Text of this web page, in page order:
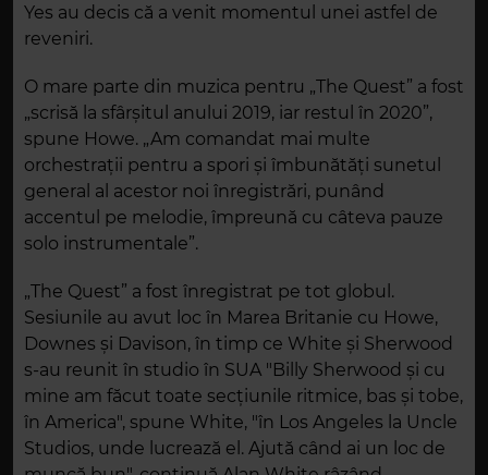
Yes au decis că a venit momentul unei astfel de
reveniri.
O mare parte din muzica pentru „The Quest” a fost
„scrisă la sfârșitul anului 2019, iar restul în 2020”,
spune Howe. „Am comandat mai multe
orchestrații pentru a spori și îmbunătăți sunetul
general al acestor noi înregistrări, punând
accentul pe melodie, împreună cu câteva pauze
solo instrumentale”.
„The Quest” a fost înregistrat pe tot globul.
Sesiunile au avut loc în Marea Britanie cu Howe,
Downes și Davison, în timp ce White și Sherwood
s-au reunit în studio în SUA "Billy Sherwood și cu
mine am făcut toate secțiunile ritmice, bas și tobe,
în America", spune White, "în Los Angeles la Uncle
Studios, unde lucrează el. Ajută când ai un loc de